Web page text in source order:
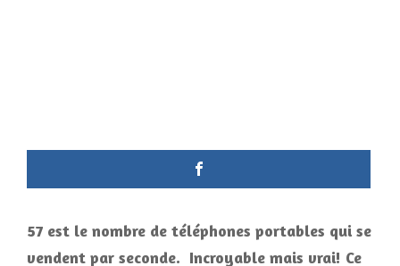
57 est le nombre de téléphones portables qui se
vendent par seconde. Incroyable mais vrai! Ce